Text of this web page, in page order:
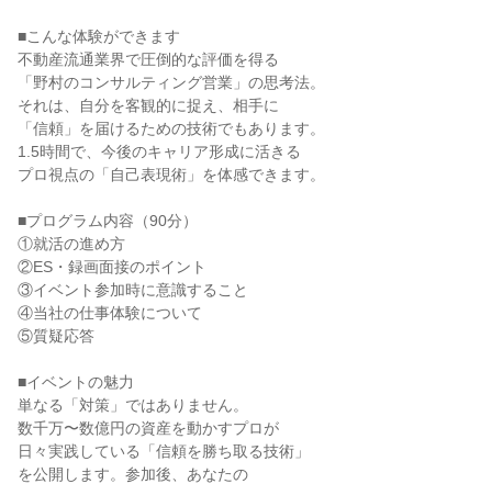
■こんな体験ができます
不動産流通業界で圧倒的な評価を得る
「野村のコンサルティング営業」の思考法。
それは、自分を客観的に捉え、相手に
「信頼」を届けるための技術でもあります。
1.5時間で、今後のキャリア形成に活きる
プロ視点の「自己表現術」を体感できます。
■プログラム内容（90分）
①就活の進め方
②ES・録画面接のポイント
③イベント参加時に意識すること
④当社の仕事体験について
⑤質疑応答
■イベントの魅力
単なる「対策」ではありません。
数千万〜数億円の資産を動かすプロが
日々実践している「信頼を勝ち取る技術」
を公開します。参加後、あなたの